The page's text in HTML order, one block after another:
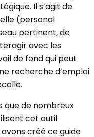
Il s’agit de
(personal
pertinent, de
avec les
de fond qui peut
recherche d’emploi
que de nombreux
cet outil
créé ce guide